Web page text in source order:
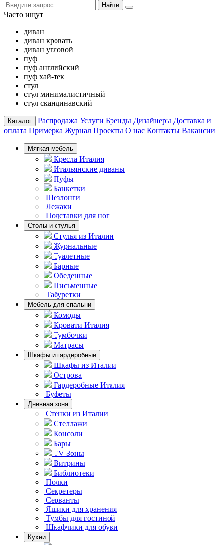
Найти
Часто ищут
диван
диван кровать
диван угловой
пуф
пуф английский
пуф хай-тек
стул
стул минималистичный
стул скандинавский
Каталог Распродажа Услуги Бренды Дизайнеры Доставка и
оплата Примерка Журнал Проекты О нас Контакты Вакансии
Мягкая мебель
Кресла Италия
Итальянские диваны
Пуфы
Банкетки
Шезлонги
Лежаки
Подставки для ног
Столы и стулья
Стулья из Италии
Журнальные
Туалетные
Барные
Обеденные
Письменные
Табуретки
Мебель для спальни
Комоды
Кровати Италия
Тумбочки
Матрасы
Шкафы и гардеробные
Шкафы из Италии
Острова
Гардеробные Италия
Буфеты
Дневная зона
Стенки из Италии
Стеллажи
Консоли
Бары
TV Зоны
Витрины
Библиотеки
Полки
Секретеры
Серванты
Ящики для хранения
Тумбы для гостиной
Шкафчики для обуви
Кухни